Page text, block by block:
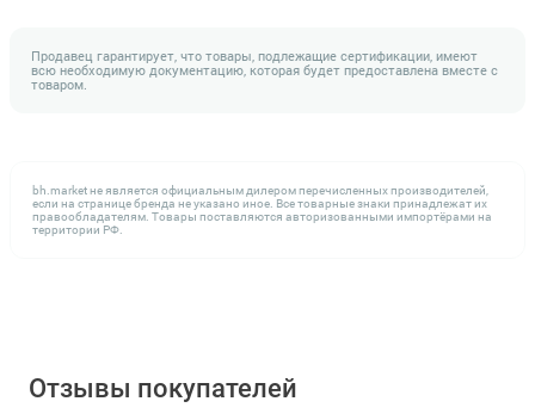
Продавец гарантирует, что товары, подлежащие сертификации, имеют
всю необходимую документацию, которая будет предоставлена вместе с
товаром.
bh.market не является официальным дилером перечисленных производителей,
если на странице бренда не указано иное. Все товарные знаки принадлежат их
правообладателям. Товары поставляются авторизованными импортёрами на
территории РФ.
Отзывы покупателей